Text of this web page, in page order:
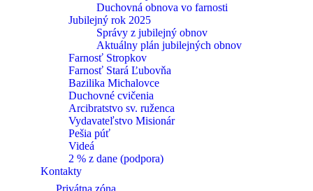
Duchovná obnova vo farnosti
Jubilejný rok 2025
Správy z jubilejný obnov
Aktuálny plán jubilejných obnov
Farnosť Stropkov
Farnosť Stará Ľubovňa
Bazilika Michalovce
Duchovné cvičenia
Arcibratstvo sv. ruženca
Vydavateľstvo Misionár
Pešia púť
Videá
2 % z dane (podpora)
Kontakty
Privátna zóna